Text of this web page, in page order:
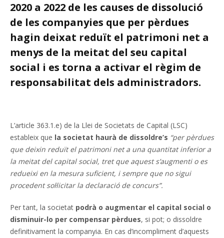
2020 a 2022 de les causes de dissolució
de les companyies que per pèrdues
hagin deixat reduït el patrimoni net a
menys de la meitat del seu capital
social i es torna a activar el règim de
responsabilitat dels administradors.
L’article 363.1.e) de la Llei de Societats de Capital (LSC)
estableix que la societat haurà de dissoldre’s “per pèrdues
que deixin reduït el patrimoni net a una quantitat inferior a
la meitat del capital social, tret que aquest s’augmenti o es
redueixi en la mesura suficient, i sempre que no sigui
procedent sol·licitar la declaració de concurs”.
Per tant, la societat podrà o augmentar el capital social o
disminuir-lo per compensar pèrdues, si pot; o dissoldre
definitivament la companyia. En cas d’incompliment d’aquests